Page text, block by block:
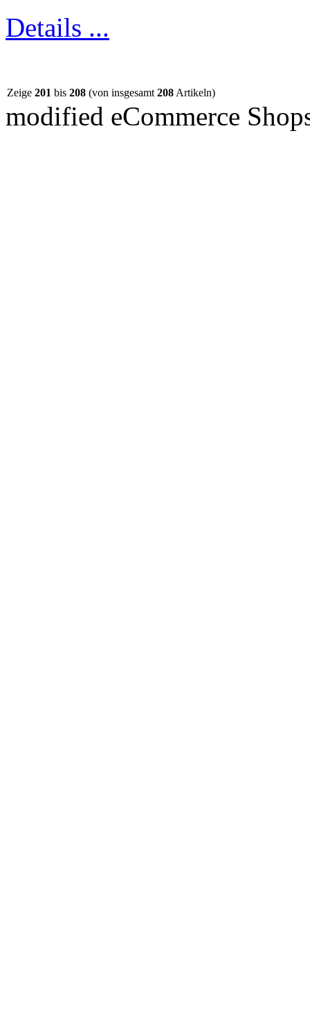
Details ...
Zeige 201 bis 208 (von insgesamt 208 Artikeln)
modified eCommerce